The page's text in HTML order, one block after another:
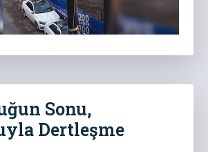
Sonu,
Dertleşme